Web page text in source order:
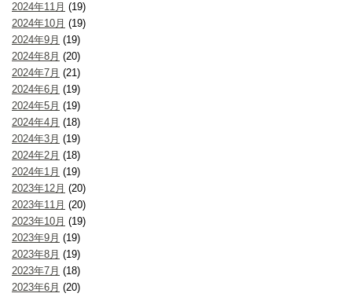
2024年11月 (19)
2024年10月 (19)
2024年9月 (19)
2024年8月 (20)
2024年7月 (21)
2024年6月 (19)
2024年5月 (19)
2024年4月 (18)
2024年3月 (19)
2024年2月 (18)
2024年1月 (19)
2023年12月 (20)
2023年11月 (20)
2023年10月 (19)
2023年9月 (19)
2023年8月 (19)
2023年7月 (18)
2023年6月 (20)